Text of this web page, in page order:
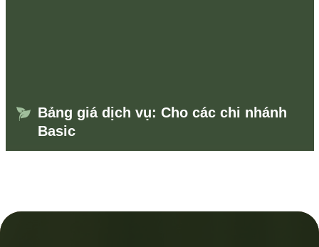
Bảng giá dịch vụ: Cho các chi nhánh
Basic